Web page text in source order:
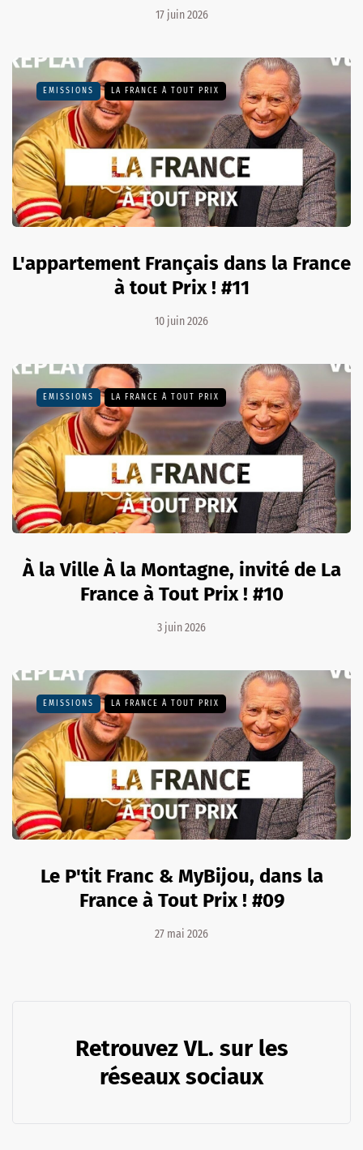
17 juin 2026
EMISSIONS LA FRANCE À TOUT PRIX
L'appartement Français dans la France
à tout Prix ! #11
10 juin 2026
EMISSIONS LA FRANCE À TOUT PRIX
À la Ville À la Montagne, invité de La
France à Tout Prix ! #10
3 juin 2026
EMISSIONS LA FRANCE À TOUT PRIX
Le P'tit Franc & MyBijou, dans la
France à Tout Prix ! #09
27 mai 2026
Retrouvez VL. sur les
réseaux sociaux